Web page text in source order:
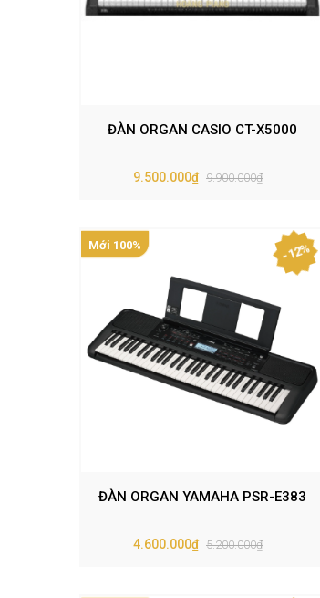
ĐÀN ORGAN CASIO CT-X5000
9.500.000₫ 9.900.000₫
- 12%
Mới 100%
ĐÀN ORGAN YAMAHA PSR-E383
4.600.000₫ 5.200.000₫